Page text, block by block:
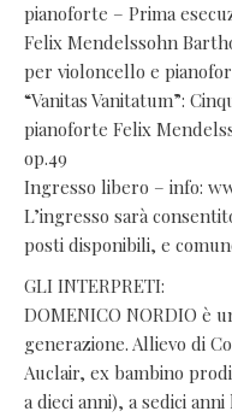
pianoforte – Prima
Felix Mendelssohn
per violoncello e
“Vanitas Vanitatum”:
pianoforte Felix
op.49
Ingresso libero – info:
L’ingresso sarà
posti disponibili, e
GLI INTERPRETI:
DOMENICO NORDIO è
generazione. Allievo di
Auclair, ex bambino
a dieci anni), a sedici